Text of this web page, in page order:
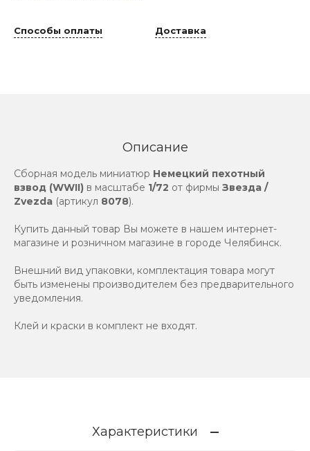
Способы оплаты Доставка
Описание
Сборная модель миниатюр Немецкий пехотный
взвод (WWII) в масштабе 1/72 от фирмы Звезда /
Zvezda (артикул 8078).
Купить данный товар Вы можете в нашем интернет-
магазине и розничном магазине в городе Челябинск.
Внешний вид упаковки, комплектация товара могут
быть изменены производителем без предварительного
уведомления.
Клей и краски в комплект не входят.
Характеристики